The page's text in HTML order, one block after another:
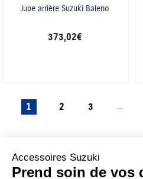
Jupe arrière Suzuki Baleno
373,02 €
1 2 3 …